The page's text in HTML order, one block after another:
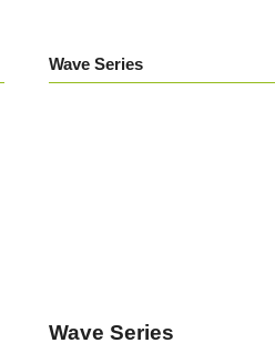
Wave Series
Wave Series